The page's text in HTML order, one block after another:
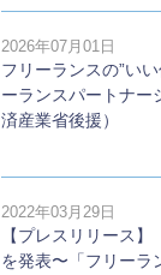
2026年07月01日
フリーランスの”い
ーランスパートナー
済産業省後援）
2022年03月29日
【プレスリリース
を発表〜「フリーラ